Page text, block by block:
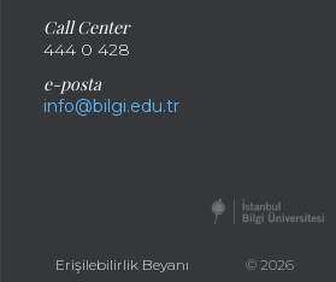
Call Center
444 0 428
e-posta
info@bilgi.edu.tr
Erişilebilirlik Beyanı © 2026